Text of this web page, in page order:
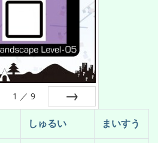
1 ／ 9
しゅるい まいすう